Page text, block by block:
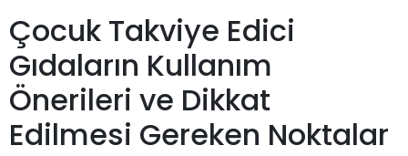
Çocuk Takviye Edici
Gıdaların Kullanım
Önerileri ve Dikkat
Edilmesi Gereken Noktalar